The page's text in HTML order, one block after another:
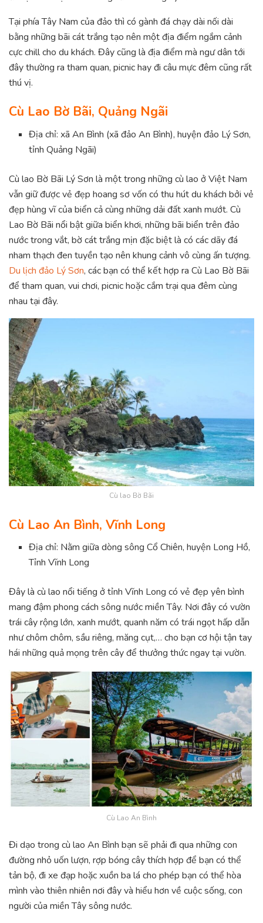
Tại phía Tây Nam của đảo thì có gành đá chạy dài nối dài
bằng những bãi cát trắng tạo nên một địa điểm ngắm cảnh
cực chill cho du khách. Đây cũng là địa điểm mà ngư dân tới
đây thường ra tham quan, picnic hay đi câu mực đêm cũng rất
thú vị.
Cù Lao Bờ Bãi, Quảng Ngãi
Địa chỉ: xã An Bình (xã đảo An Bình), huyện đảo Lý Sơn,
tỉnh Quảng Ngãi)
Cù lao Bờ Bãi Lý Sơn là một trong những cù lao ở Việt Nam
vẫn giữ được vẻ đẹp hoang sơ vốn có thu hút du khách bởi vẻ
đẹp hùng vĩ của biển cả cùng những dải đất xanh mướt. Cù
Lao Bờ Bãi nổi bật giữa biển khơi, những bãi biển trên đảo
nước trong vắt, bờ cát trắng mịn đặc biệt là có các dãy đá
nham thạch đen tuyền tạo nên khung cảnh vô cùng ấn tượng.
Du lịch đảo Lý Sơn, các bạn có thể kết hợp ra Cù Lao Bờ Bãi
để tham quan, vui chơi, picnic hoặc cắm trại qua đêm cùng
nhau tại đây.
Cù lao Bờ Bãi
Cù Lao An Bình, Vĩnh Long
Địa chỉ: Nằm giữa dòng sông Cổ Chiên, huyện Long Hồ,
Tỉnh Vĩnh Long
Đây là cù lao nổi tiếng ở tỉnh Vĩnh Long có vẻ đẹp yên bình
mang đậm phong cách sông nước miền Tây. Nơi đây có vườn
trái cây rộng lớn, xanh mướt, quanh năm có trái ngọt hấp dẫn
như chôm chôm, sầu riêng, măng cụt,… cho bạn cơ hội tận tay
hái những quả mọng trên cây để thưởng thức ngay tại vườn.
Cù Lao An Bình
Đi dạo trong cù lao An Bình bạn sẽ phải đi qua những con
đường nhỏ uốn lượn, rợp bóng cây thích hợp để bạn có thể
tản bộ, đi xe đạp hoặc xuồn ba lá cho phép bạn có thể hòa
mình vào thiên nhiên nơi đây và hiểu hơn về cuộc sống, con
người của miền Tây sông nước.